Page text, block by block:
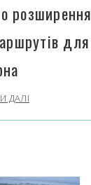
розширення
для
ДАЛІ